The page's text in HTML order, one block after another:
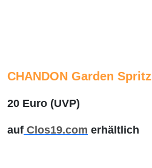
CHANDON Garden Spritz
20 Euro (UVP)
auf Clos19.com erhältlich